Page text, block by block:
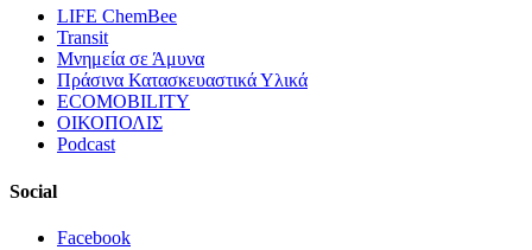
LIFE ChemBee
Transit
Μνημεία σε Άμυνα
Πράσινα Κατασκευαστικά Υλικά
ECOMOBILITY
ΟΙΚΟΠΟΛΙΣ
Podcast
Social
Facebook